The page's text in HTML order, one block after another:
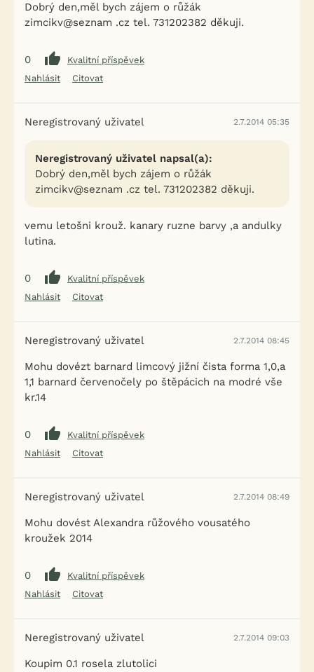
Dobrý den,měl bych zájem o růžák
zimcikv@seznam .cz tel. 731202382 děkuji.
0
Kvalitní příspěvek
Nahlásit
Citovat
Neregistrovaný uživatel 2.7.2014 05:35
Neregistrovaný uživatel napsal(a):
Dobrý den,měl bych zájem o růžák
zimcikv@seznam .cz tel. 731202382 děkuji.
vemu letošni krouž. kanary ruzne barvy ,a andulky
lutina.
0
Kvalitní příspěvek
Nahlásit
Citovat
Neregistrovaný uživatel 2.7.2014 08:45
Mohu dovézt barnard limcový jižní čista forma 1,0,a
1,1 barnard červenočely po štěpácich na modré vše
kr.14
0
Kvalitní příspěvek
Nahlásit
Citovat
Neregistrovaný uživatel 2.7.2014 08:49
Mohu dovést Alexandra růžového vousatého
kroužek 2014
0
Kvalitní příspěvek
Nahlásit
Citovat
Neregistrovaný uživatel 2.7.2014 09:03
Koupim 0.1 rosela zlutolici